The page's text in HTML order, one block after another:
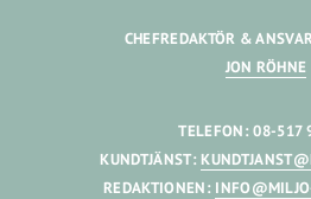
CHEFREDAKTÖR &
JON RÖHNE
TELEFON: 08-517
KUNDTJÄNST:
REDAKTIONEN: